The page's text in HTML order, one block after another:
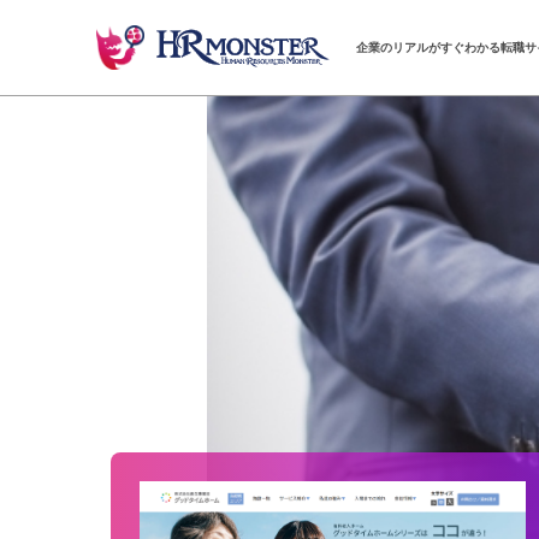
企業のリアルがすぐわかる転職